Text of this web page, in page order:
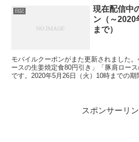
日記
現在配信中
ン（～2020
まで）
モバイルクーポンがまた更新されました
ースの生姜焼定食80円引き」「豚肩ロース
です。2020年5月26日（火）10時までの期
スポンサーリ